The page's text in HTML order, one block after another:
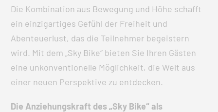
Die Kombination aus Bewegung und Höhe schafft
ein einzigartiges Gefühl der Freiheit und
Abenteuerlust, das die Teilnehmer begeistern
wird. Mit dem „Sky Bike“ bieten Sie Ihren Gästen
eine unkonventionelle Möglichkeit, die Welt aus
einer neuen Perspektive zu entdecken.
Die Anziehungskraft des „Sky Bike“ als